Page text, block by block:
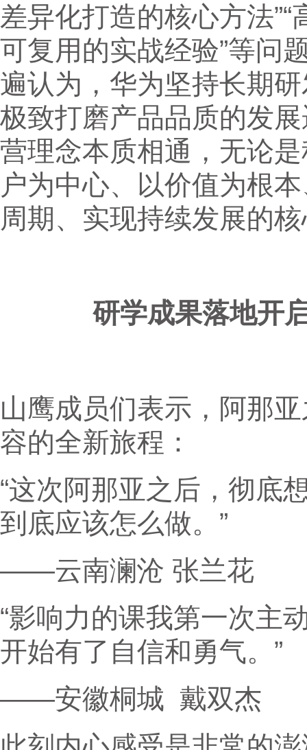
差异化打造的核心方法
可复用的实战经验”等问
遍认为，华为坚持长期
极致打磨产品品质的发
营理念本质相通，无论
户为中心、以价值为根
周期、实现持续发展的
研学成果落地开
山鹰成员们表示，阿那
容的全新旅程：
“这次阿那亚之后，彻底
到底应该怎么做。”
——云南澜沧 张兰花
“影响力的课我第一次主
开始有了自信和勇气。”
——安徽桐城 戴双杰